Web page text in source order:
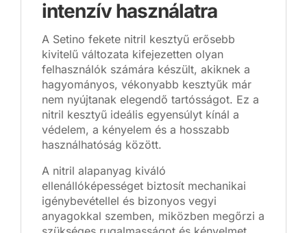
intenzív használatra
A Setino fekete nitril kesztyű erősebb
kivitelű változata kifejezetten olyan
felhasználók számára készült, akiknek a
hagyományos, vékonyabb kesztyűk már
nem nyújtanak elegendő tartósságot. Ez a
nitril kesztyű ideális egyensúlyt kínál a
védelem, a kényelem és a hosszabb
használhatóság között.
A nitril alapanyag kiváló
ellenállóképességet biztosít mechanikai
igénybevétellel és bizonyos vegyi
anyagokkal szemben, miközben megőrzi a